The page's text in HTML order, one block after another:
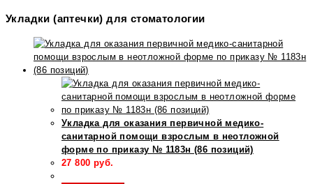
Укладки (аптечки) для стоматологии
Укладка для оказания первичной медико-
санитарной помощи взрослым в неотложной
форме по приказу № 1183н (86 позиций)
27 800 руб.